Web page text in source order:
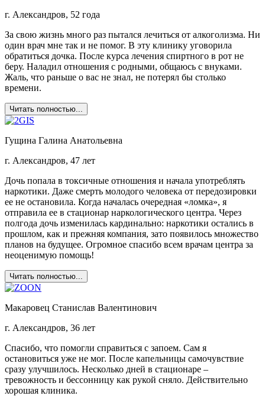
г. Александров, 52 года
За свою жизнь много раз пытался лечиться от алкоголизма. Ни
один врач мне так и не помог. В эту клинику уговорила
обратиться дочка. После курса лечения спиртного в рот не
беру. Наладил отношения с родными, общаюсь с внуками.
Жаль, что раньше о вас не знал, не потерял бы столько
времени.
Читать полностью...
Гущина Галина Анатольевна
г. Александров, 47 лет
Дочь попала в токсичные отношения и начала употреблять
наркотики. Даже смерть молодого человека от передозировки
ее не остановила. Когда началась очередная «ломка», я
отправила ее в стационар наркологического центра. Через
полгода дочь изменилась кардинально: наркотики остались в
прошлом, как и прежняя компания, зато появилось множество
планов на будущее. Огромное спасибо всем врачам центра за
неоценимую помощь!
Читать полностью...
Макаровец Станислав Валентинович
г. Александров, 36 лет
Спасибо, что помогли справиться с запоем. Сам я
остановиться уже не мог. После капельницы самочувствие
сразу улучшилось. Несколько дней в стационаре –
тревожность и бессонницу как рукой сняло. Действительно
хорошая клиника.